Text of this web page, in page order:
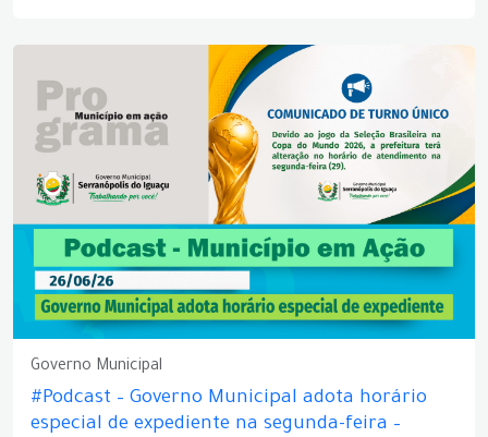
Governo Municipal
#Podcast – Governo Municipal adota horário
especial de expediente na segunda-feira –